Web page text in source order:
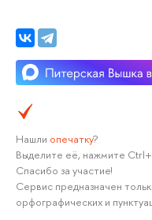
Нашли опечатку?
Выделите её, нажмите
Спасибо за участие!
Сервис предназначен
орфографических и